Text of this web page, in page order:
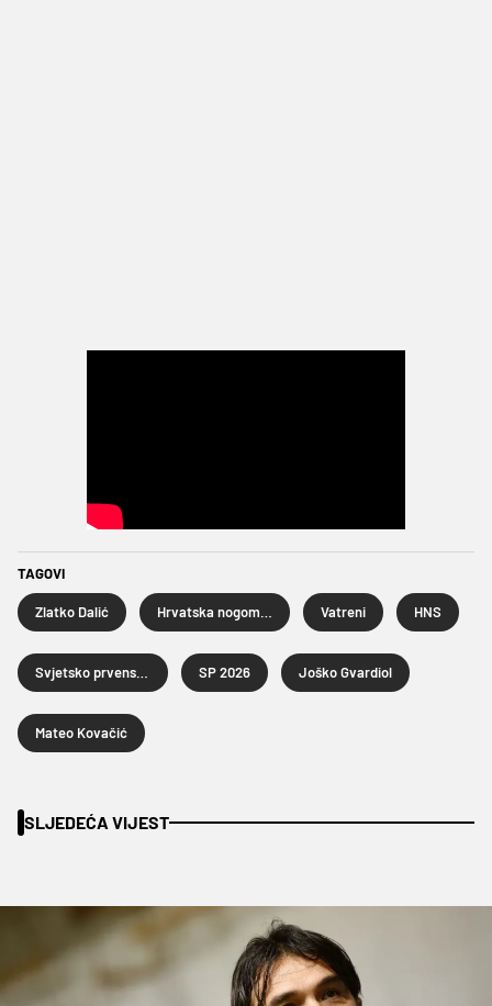
TAGOVI
Zlatko Dalić Vatreni HNS
SP 2026 Joško Gvardiol
Mateo Kovačić
SLJEDEĆA VIJEST